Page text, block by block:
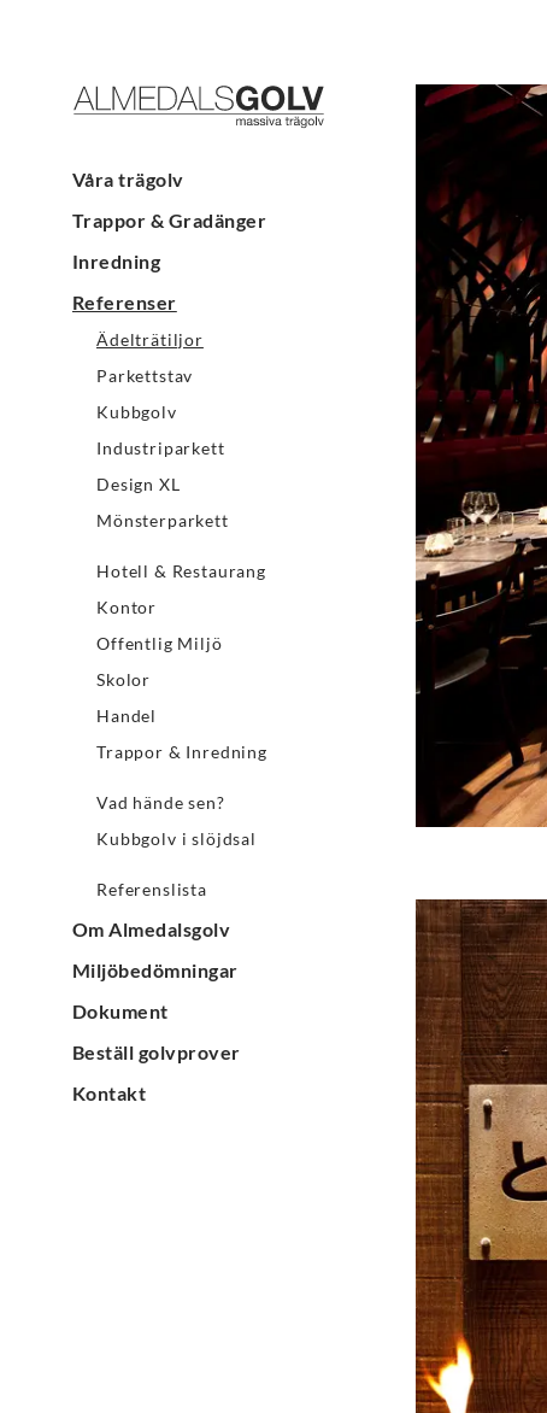
Våra trägolv
Trappor & Gradänger
Inredning
Referenser
Ädelträtiljor
Parkettstav
Kubbgolv
Industriparkett
Design XL
Mönsterparkett
Hotell & Restaurang
Kontor
Offentlig Miljö
Skolor
Handel
Trappor & Inredning
Vad hände sen?
Kubbgolv i slöjdsal
Referenslista
Om Almedalsgolv
Miljöbedömningar
Dokument
Beställ golvprover
Kontakt